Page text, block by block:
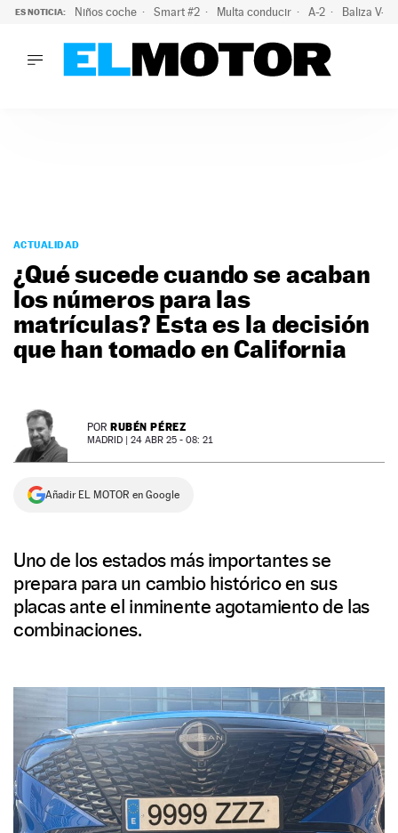
ES NOTICIA: Niños coche Smart #2 Multa conducir A-2 Baliza V-
PODCAST
MOTOS
TECNOLOGÍA
SUPERCOCHES
PREMIOS
NEWSLETTER
ACTUALIDAD
¿Qué sucede cuando se acaban
los números para las
matrículas? Esta es la decisión
que han tomado en California
POR RUBÉN PÉREZ
MADRID | 24 ABR 25 - 08: 21
Añadir EL MOTOR en Google
Uno de los estados más importantes se
prepara para un cambio histórico en sus
placas ante el inminente agotamiento de las
combinaciones.